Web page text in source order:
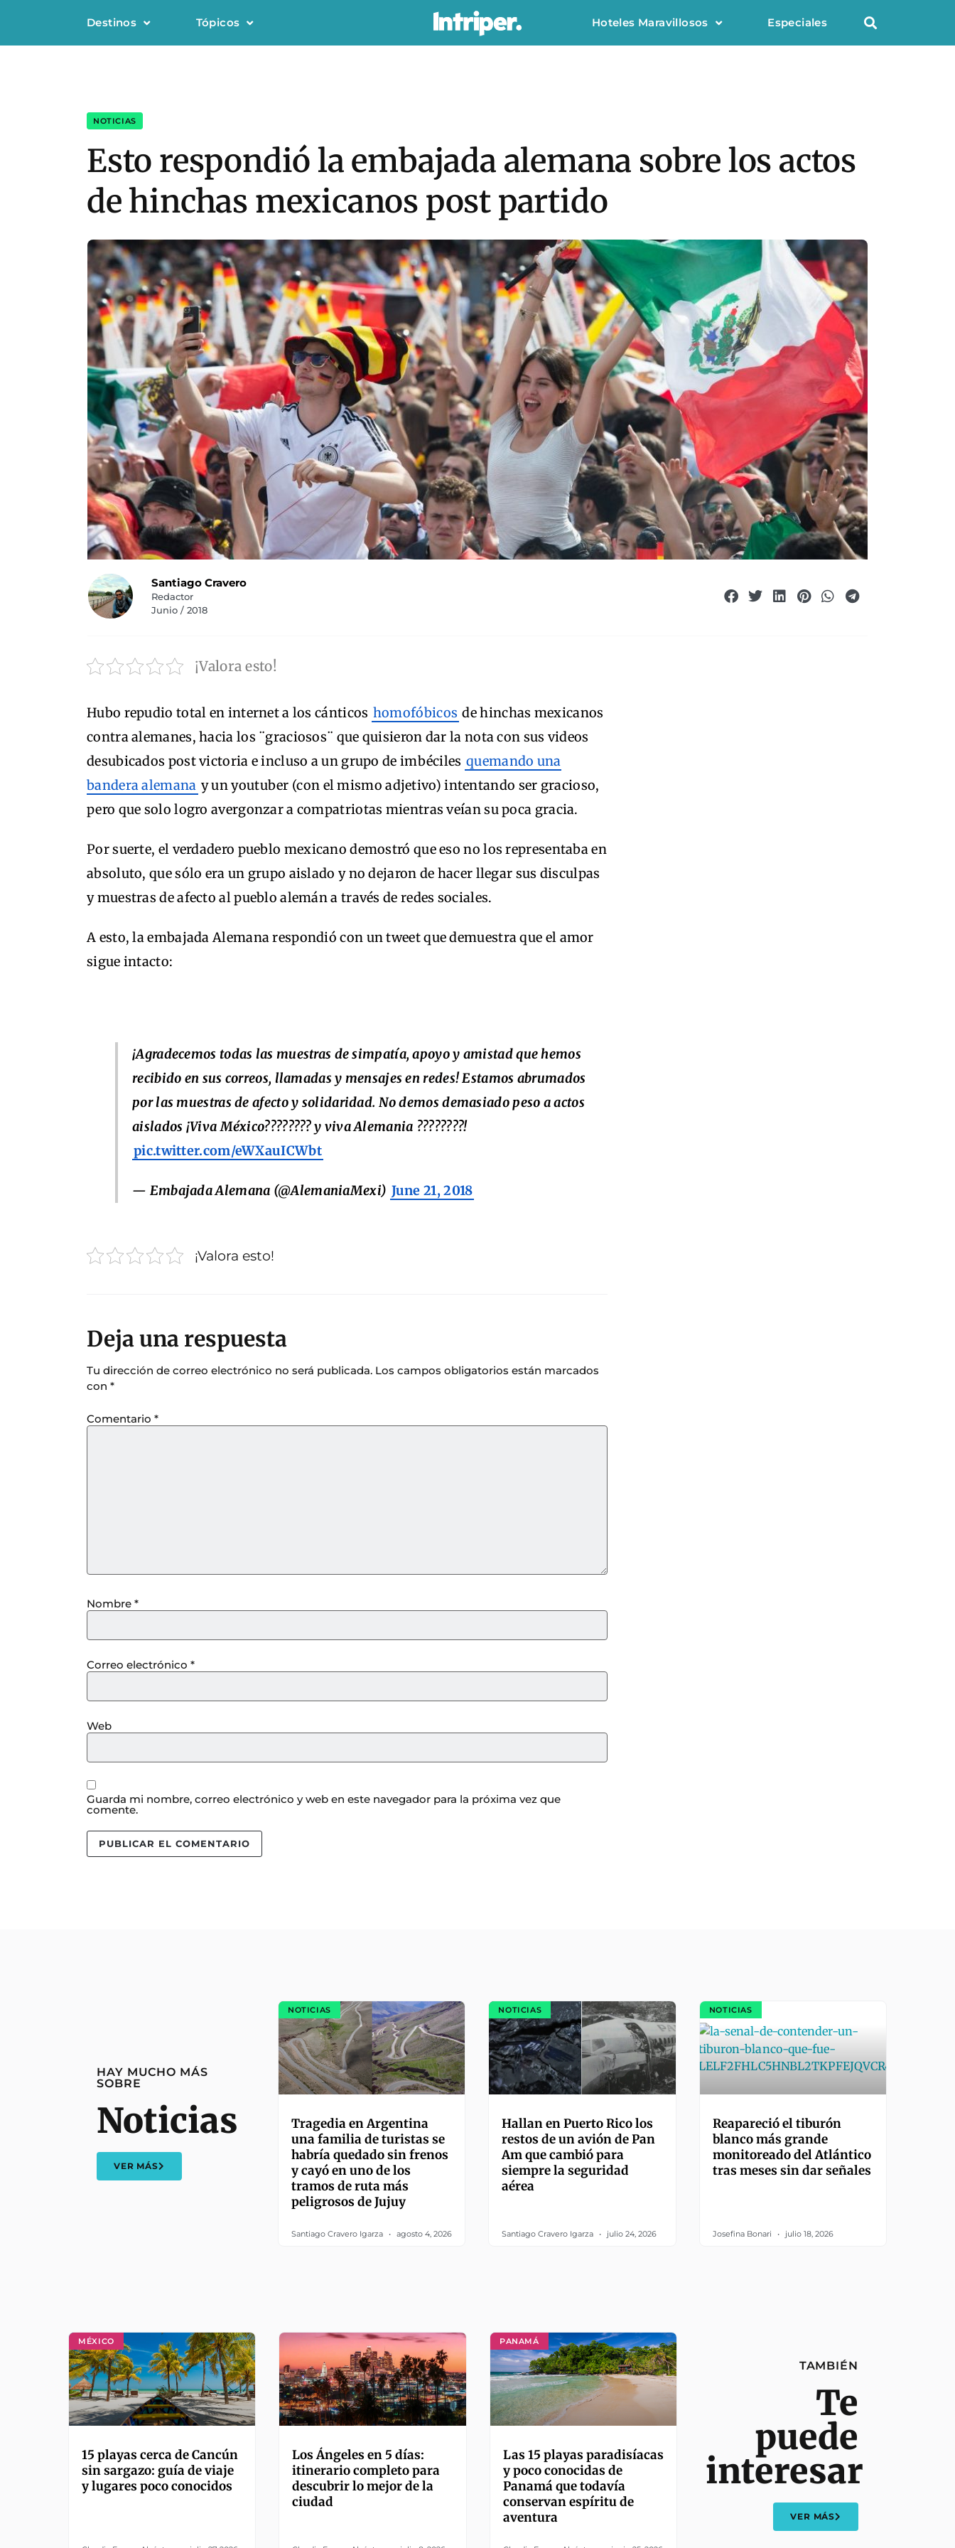
Destinos Tópicos Hoteles Maravillosos Especiales
NOTICIAS
Esto respondió la embajada alemana sobre los actos
de hinchas mexicanos post partido
Santiago Cravero
Redactor
Junio / 2018
¡Valora esto!
Hubo repudio total en internet a los cánticos homofóbicos de hinchas mexicanos
contra alemanes, hacia los ¨graciosos¨ que quisieron dar la nota con sus videos
desubicados post victoria e incluso a un grupo de imbéciles quemando una
bandera alemana y un youtuber (con el mismo adjetivo) intentando ser gracioso,
pero que solo logro avergonzar a compatriotas mientras veían su poca gracia.
Por suerte, el verdadero pueblo mexicano demostró que eso no los representaba en
absoluto, que sólo era un grupo aislado y no dejaron de hacer llegar sus disculpas
y muestras de afecto al pueblo alemán a través de redes sociales.
A esto, la embajada Alemana respondió con un tweet que demuestra que el amor
sigue intacto:
¡Agradecemos todas las muestras de simpatía, apoyo y amistad que hemos
recibido en sus correos, llamadas y mensajes en redes! Estamos abrumados
por las muestras de afecto y solidaridad. No demos demasiado peso a actos
aislados ¡Viva México???????? y viva Alemania ????????!
pic.twitter.com/eWXauICWbt
— Embajada Alemana (@AlemaniaMexi) June 21, 2018
¡Valora esto!
Deja una respuesta
Tu dirección de correo electrónico no será publicada. Los campos obligatorios están marcados
con *
Comentario *
Nombre *
Correo electrónico *
Web
Guarda mi nombre, correo electrónico y web en este navegador para la próxima vez que
comente.
HAY MUCHO MÁS
SOBRE
Noticias
VER MÁS
NOTICIAS
Tragedia en Argentina
una familia de turistas se
habría quedado sin frenos
y cayó en uno de los
tramos de ruta más
peligrosos de Jujuy
Santiago Cravero Igarza agosto 4, 2026
NOTICIAS
Hallan en Puerto Rico los
restos de un avión de Pan
Am que cambió para
siempre la seguridad
aérea
Santiago Cravero Igarza julio 24, 2026
NOTICIAS
Reapareció el tiburón
blanco más grande
monitoreado del Atlántico
tras meses sin dar señales
Josefina Bonari julio 18, 2026
MÉXICO
15 playas cerca de Cancún
sin sargazo: guía de viaje
y lugares poco conocidos
Los Ángeles en 5 días:
itinerario completo para
descubrir lo mejor de la
ciudad
PANAMÁ
Las 15 playas paradisíacas
y poco conocidas de
Panamá que todavía
conservan espíritu de
aventura
TAMBIÉN
Te
puede
interesar
VER MÁS